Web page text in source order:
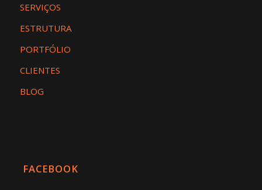
SERVIÇOS
ESTRUTURA
PORTFÓLIO
CLIENTES
BLOG
FACEBOOK